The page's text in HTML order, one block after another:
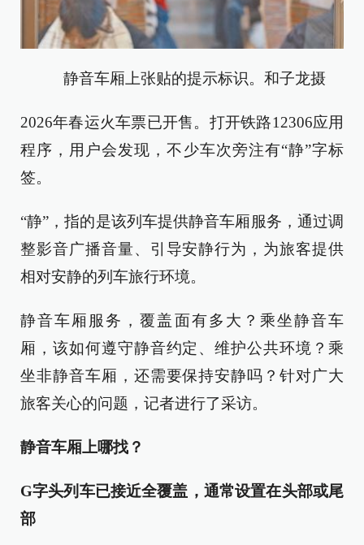
静音车厢上张贴的提示标识。和子龙摄
2026年春运火车票已开售。打开铁路12306应用
程序，用户会发现，不少车次旁注有“静”字标
签。
“静”，指的是该列车提供静音车厢服务，通过调
整影音广播音量、引导安静行为，为旅客提供
相对安静的列车旅行环境。
静音车厢服务，覆盖面有多大？乘坐静音车
厢，该如何遵守静音约定、维护公共环境？乘
坐非静音车厢，还需要保持安静吗？针对广大
旅客关心的问题，记者进行了采访。
静音车厢上哪找？
G字头列车已接近全覆盖，通常设置在头部或尾
部